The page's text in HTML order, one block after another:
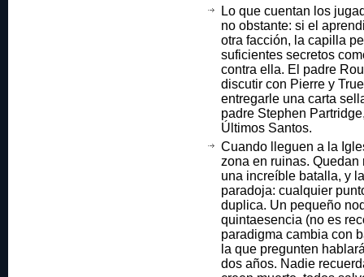
Lo que cuentan los
no obstante: si el
otra facción, la capilla
suficientes secretos
contra ella. El padre
discutir con Pierre y
entregarle una carta
padre Stephen
Últimos Santos.
Cuando lleguen a la
zona en ruinas.
una increíble batalla, y
paradoja: cualquier
duplica. Un pequeño
quintaesencia (no es
paradigma cambia con
la que pregunten
dos años. Nadie